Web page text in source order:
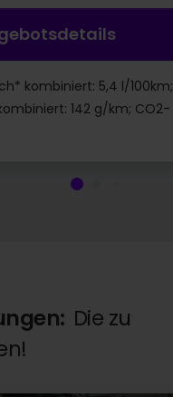
kombiniert: 5,4 l/100km;
142 g/km; CO2-
Die zu